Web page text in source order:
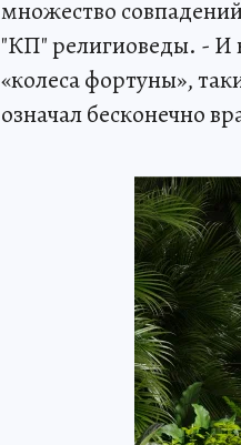
множество
"КП" религиоведы. - И
«колеса фортуны»,
означал бесконечно